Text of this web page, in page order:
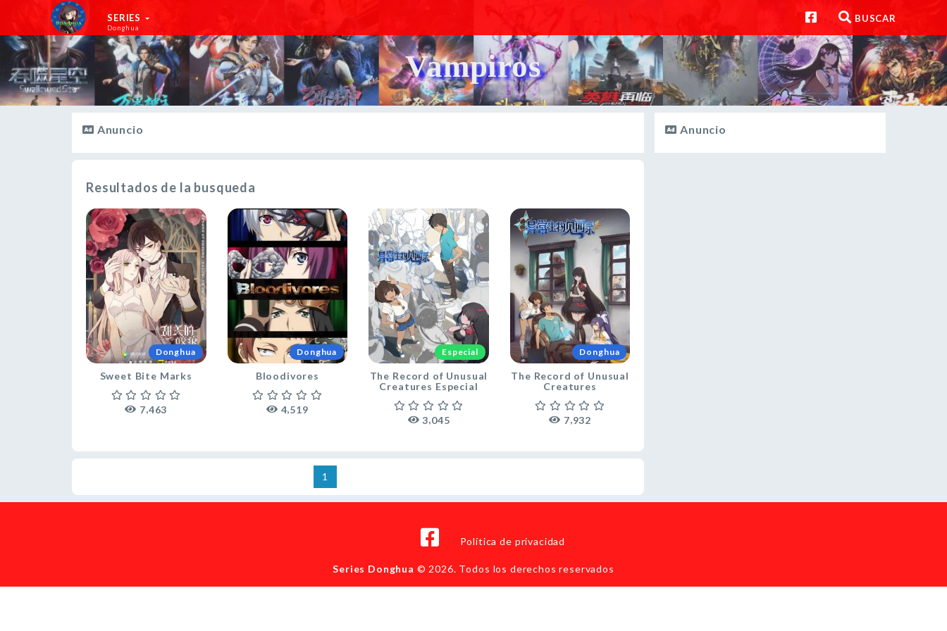
SERIES
Donghua
BUSCAR
Vampiros
Anuncio
Resultados de la busqueda
Donghua
Sweet Bite Marks
7,463
Donghua
Bloodivores
4,519
Especial
The Record of Unusual
Creatures Especial
3,045
Donghua
The Record of Unusual
Creatures
7,932
1
Anuncio
Política de privacidad
Series Donghua © 2026. Todos los derechos reservados